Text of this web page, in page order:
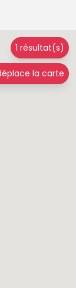
1 résultat(s)
la carte